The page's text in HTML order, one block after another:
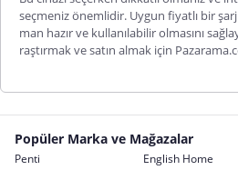
seçmeniz önemlidir. Uygun fiyatlı bir şarj
man hazır ve kullanılabilir olmasını
raştırmak ve satın almak için
Popüler Marka ve Mağazalar
Penti English Home